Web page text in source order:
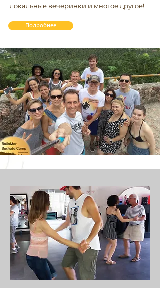
локальные вечеринки и многое другое!
Подробнее